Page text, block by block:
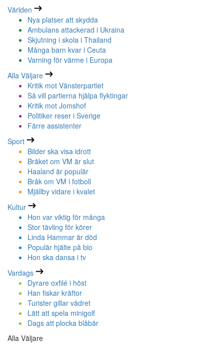
Världen
Nya platser att skydda
Ambulans attackerad i Ukraina
Skjutning i skola i Thailand
Många barn kvar i Ceuta
Varning för värme i Europa
Alla Väljare
Kritik mot Vänsterpartiet
Så vill partierna hjälpa flyktingar
Kritik mot Jomshof
Politiker reser i Sverige
Färre assistenter
Sport
Bilder ska visa idrott
Bråket om VM är slut
Haaland är populär
Bråk om VM i fotboll
Mjällby vidare i kvalet
Kultur
Hon var viktig för många
Stor tävling för körer
Linda Hammar är död
Populär hjälte på bio
Hon ska dansa i tv
Vardags
Dyrare oxfilé i höst
Han fiskar kräftor
Turister gillar vädret
Lätt att spela minigolf
Dags att plocka blåbär
Alla Väljare